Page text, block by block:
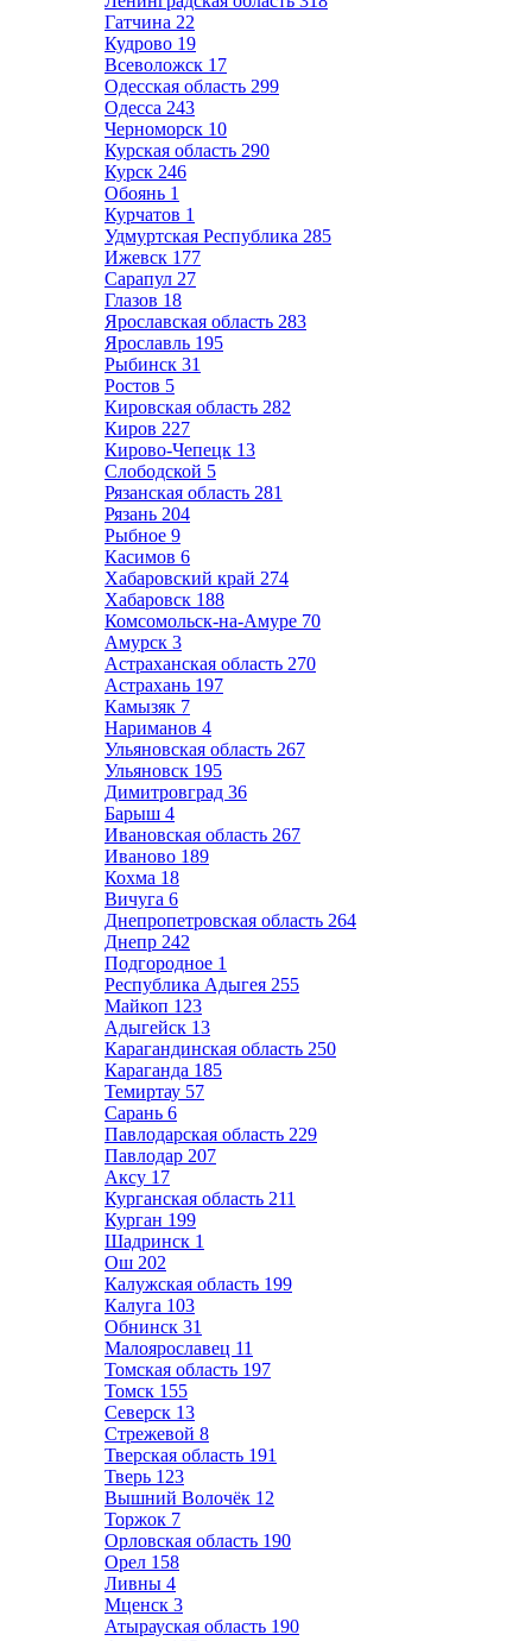
Гатчина 22
Кудрово 19
Всеволожск 17
Одесская область 299
Одесса 243
Черноморск 10
Курская область 290
Курск 246
Обоянь 1
Курчатов 1
Удмуртская Республика 285
Ижевск 177
Сарапул 27
Глазов 18
Ярославская область 283
Ярославль 195
Рыбинск 31
Ростов 5
Кировская область 282
Киров 227
Кирово-Чепецк 13
Слободской 5
Рязанская область 281
Рязань 204
Рыбное 9
Касимов 6
Хабаровский край 274
Хабаровск 188
Комсомольск-на-Амуре 70
Амурск 3
Астраханская область 270
Астрахань 197
Камызяк 7
Нариманов 4
Ульяновская область 267
Ульяновск 195
Димитровград 36
Барыш 4
Ивановская область 267
Иваново 189
Кохма 18
Вичуга 6
Днепропетровская область 264
Днепр 242
Подгородное 1
Республика Адыгея 255
Майкоп 123
Адыгейск 13
Карагандинская область 250
Караганда 185
Темиртау 57
Сарань 6
Павлодарская область 229
Павлодар 207
Аксу 17
Курганская область 211
Курган 199
Шадринск 1
Ош 202
Калужская область 199
Калуга 103
Обнинск 31
Малоярославец 11
Томская область 197
Томск 155
Северск 13
Стрежевой 8
Тверская область 191
Тверь 123
Вышний Волочёк 12
Торжок 7
Орловская область 190
Орел 158
Ливны 4
Мценск 3
Атырауская область 190